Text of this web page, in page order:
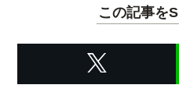
この記事を